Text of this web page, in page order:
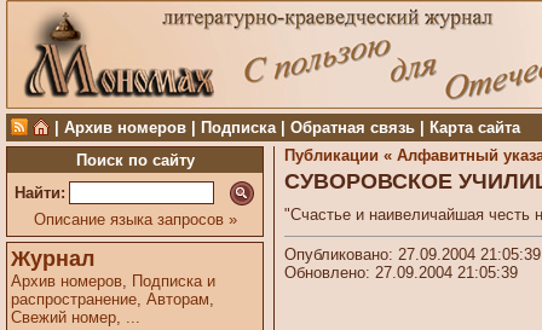
Архив номеров Подписка| Обратная связь
Карта сайта
Поиск по сайту
Найти:
Описание языка запросов »
Журнал
Архив номеров, Подписка и
распространение, Авторам,
Свежий номер, ...
Публикации « Алфавитный
СУВОРОВСКОЕ
"Счастье и наивеличайшая честь
Опубликовано: 27.09.2004 21:05:39
Обновлено: 27.09.2004 21:05:39